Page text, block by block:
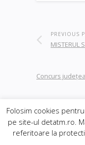
PREVIOUS
MISTERUL
Concurs
© 2019
Folosim cookies
pe site-ul detatm.ro.
referitoare la